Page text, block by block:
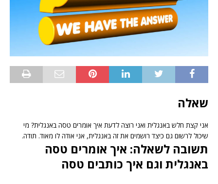
שאלה
אני קצת חלש באנגלית ואני רוצה לדעת איך אומרים טסה באנגלית? מי
שיכול לרשום גם כיצד רושמים את זה באנגלית, אני אודה לו מאוד. תודה.
תשובה לשאלה: איך אומרים טסה
באנגלית וגם איך כותבים טסה